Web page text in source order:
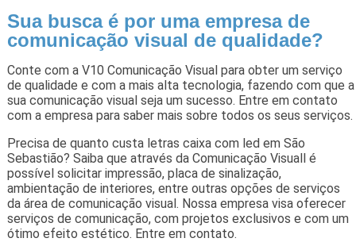
Sua busca é por uma empresa de
comunicação visual de qualidade?
Conte com a V10 Comunicação Visual para obter um serviço
de qualidade e com a mais alta tecnologia, fazendo com que a
sua comunicação visual seja um sucesso. Entre em contato
com a empresa para saber mais sobre todos os seus serviços.
Precisa de quanto custa letras caixa com led em São
Sebastião? Saiba que através da Comunicação Visuall é
possível solicitar impressão, placa de sinalização,
ambientação de interiores, entre outras opções de serviços
da área de comunicação visual. Nossa empresa visa oferecer
serviços de comunicação, com projetos exclusivos e com um
ótimo efeito estético. Entre em contato.